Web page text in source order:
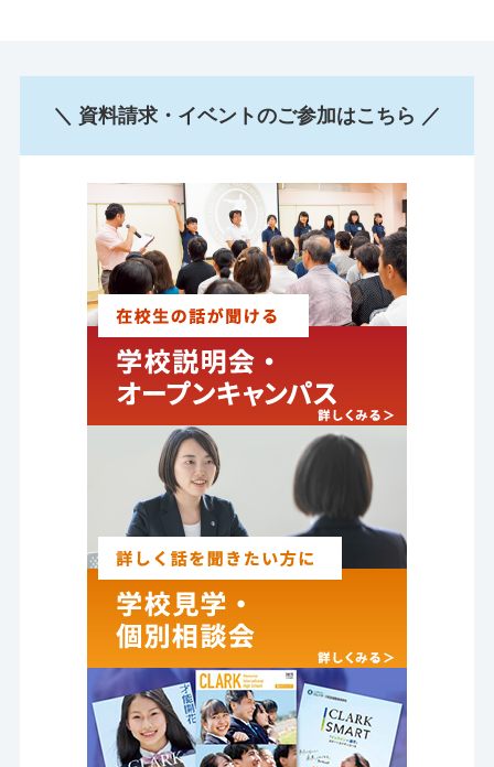
＼ 資料請求・イベントのご参加はこちら ／